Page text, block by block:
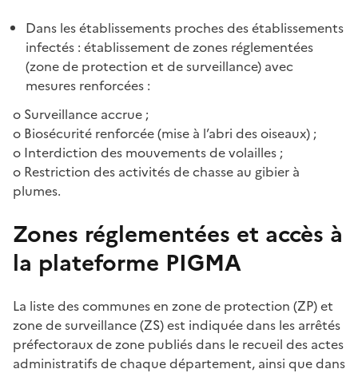
Dans les établissements proches des établissements
infectés : établissement de zones réglementées
(zone de protection et de surveillance) avec
mesures renforcées :
o Surveillance accrue ;
o Biosécurité renforcée (mise à l’abri des oiseaux) ;
o Interdiction des mouvements de volailles ;
o Restriction des activités de chasse au gibier à
plumes.
Zones réglementées et accès à
la plateforme PIGMA
La liste des communes en zone de protection (ZP) et
zone de surveillance (ZS) est indiquée dans les arrêtés
préfectoraux de zone publiés dans le recueil des actes
administratifs de chaque département, ainsi que dans